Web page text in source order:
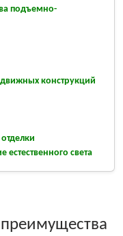
подъемно-
конструкций
света